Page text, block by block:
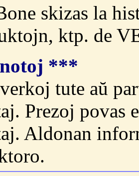
skizas la
ktp. de
***
tute aŭ
Prezoj povas
Aldonan